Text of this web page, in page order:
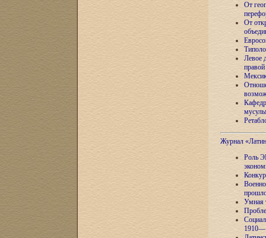
От
От
Левое
Журнал
Роль
Умная